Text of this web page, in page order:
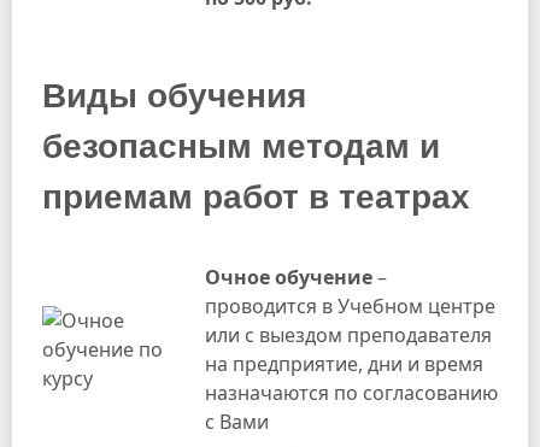
Виды обучения
безопасным методам и
приемам работ в театрах
Очное обучение–
проводится в Учебном центре
или с выездом преподавателя
на предприятие, дни и время
назначаются по согласованию
с Вами